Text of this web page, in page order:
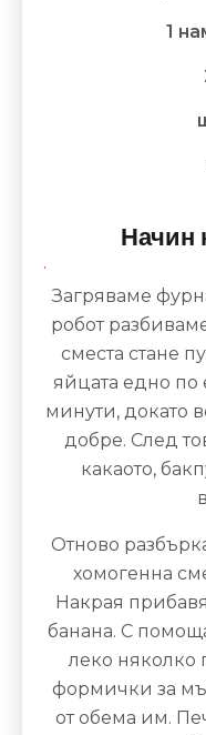
1
Начин
Загряваме
робот
сместа стане
яйцата едно по
минути, докато
добре. След
какаото,
Отново
хомогенна
Накрая
банана. С
леко няколко
формички за
от обема им.